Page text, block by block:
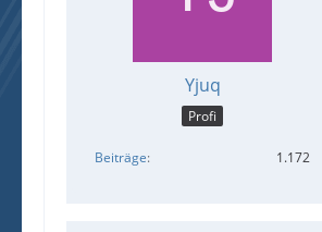
Yjuq
Profi
Beiträge 1.172